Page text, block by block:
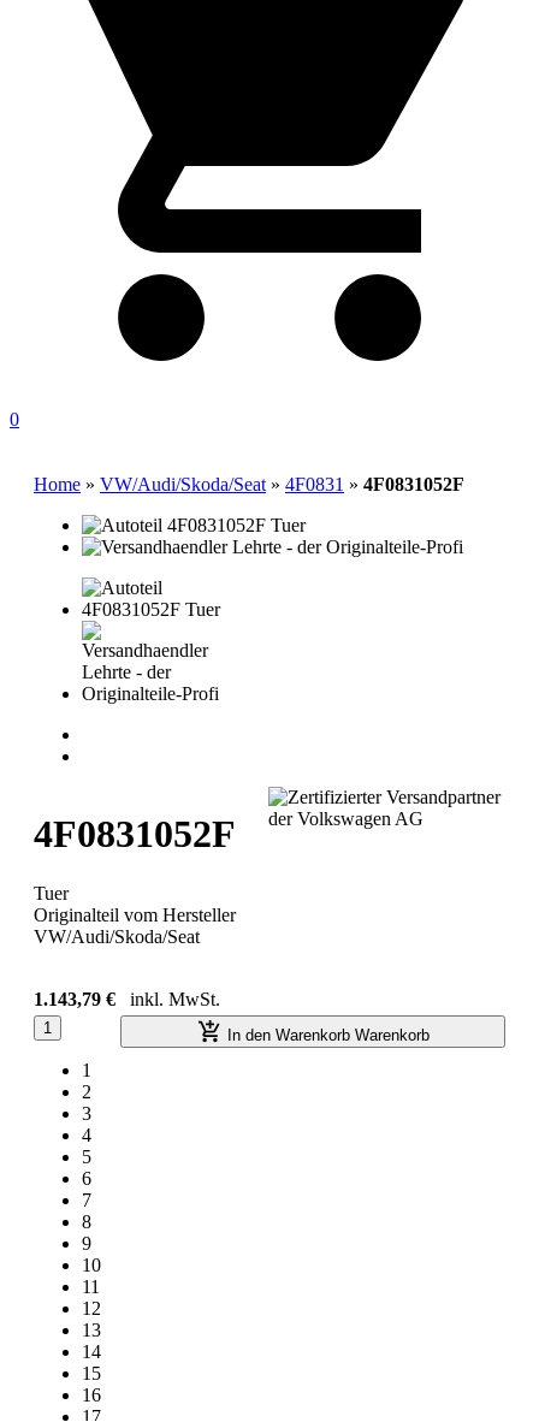
0
Home » VW/Audi/Skoda/Seat » 4F0831 » 4F0831052F
4F0831052F
Tuer
Originalteil vom Hersteller
VW/Audi/Skoda/Seat
1.143,79 € inkl. MwSt.
1
1
2
3
4
5
6
7
8
9
10
11
12
13
14
15
16
17
In den Warenkorb Warenkorb